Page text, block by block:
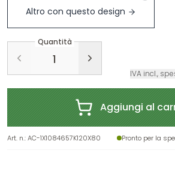
Altro con questo design
Quantità
IVA incl.,
Aggiungi al
Art. n.:AC-1X1084657K120X80 Pronto per la